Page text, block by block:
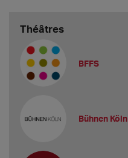
Théâtres
BFFS
Bühnen Köln